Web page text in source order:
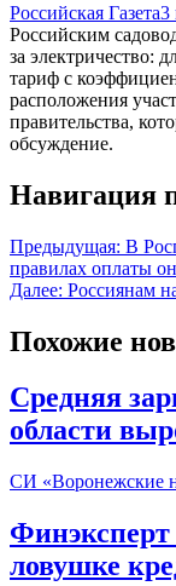
Российская Газета3
Российским
за электричество:
тариф с
расположения
правительства,
обсуждение.
Навигация
Предыдущая: В
правилах оплаты
Далее: Россиянам
Похожие
Средняя
области
СИ «Воронежские
Финэксперт
ловушке